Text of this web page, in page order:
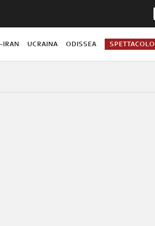
IRAN UCRAINA ODISSEA SPETTACOLO